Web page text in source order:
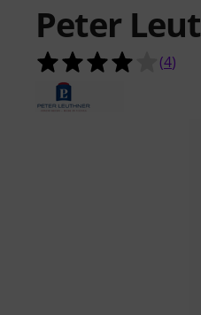
Peter
4.0
(4)